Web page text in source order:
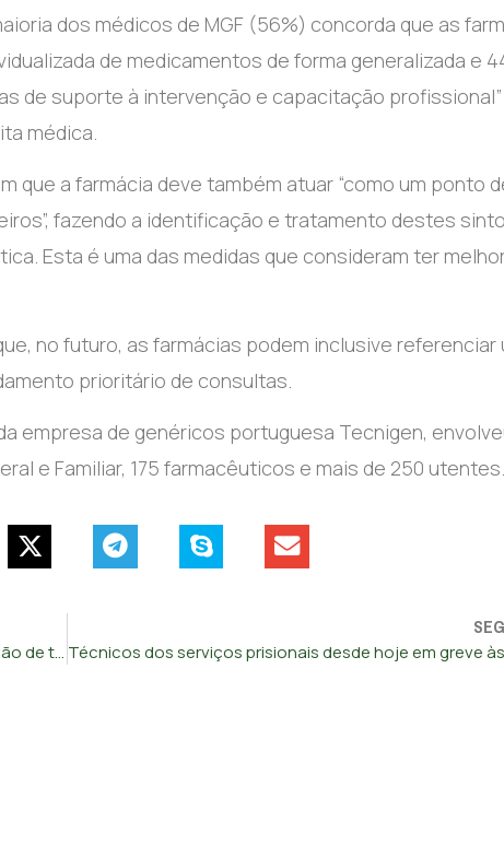
dos médicos de MGF (56%) concorda que as
de medicamentos de forma generalizada e
de suporte à intervenção e capacitação profissional”
médica.
que a farmácia deve também atuar “como um ponto
fazendo a identificação e tratamento destes
Esta é uma das medidas que consideram ter
no futuro, as farmácias podem inclusive
prioritário de consultas.
empresa de genéricos portuguesa Tecnigen,
e Familiar, 175 farmacêuticos e mais de 250 utentes.
Quatro bombeiros resgatados do mar após embarcação de treino virar